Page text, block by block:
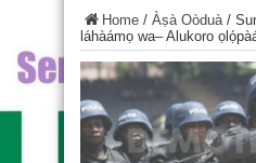
Home / Àṣà Oòduà/
láhàámọ wa– Alukoro